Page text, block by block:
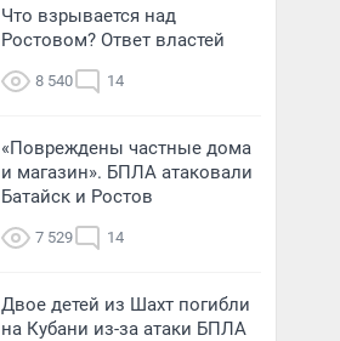
Что взрывается над
Ростовом? Ответ властей
8 540 14
«Повреждены частные дома
и магазин». БПЛА атаковали
Батайск и Ростов
7 529 14
Двое детей из Шахт погибли
на Кубани из-за атаки БПЛА